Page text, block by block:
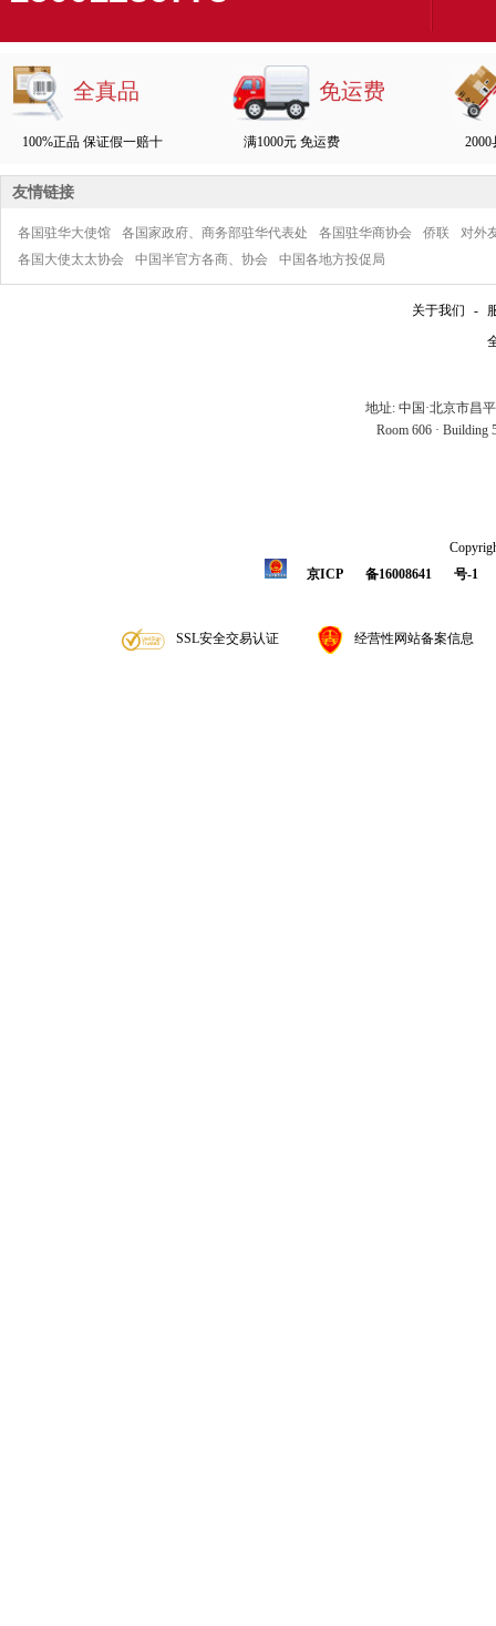
全真品
100%正品 保证假一赔十
免运费
满1000元 免运费
友情链接
各国驻华大使馆 各国家政府、商务部驻华代表处 各国驻华商协会 侨联
对外
各国大使太太协会
中国半官方各商、协会 中国各地方投促局
关于我们 -
地址: 中国·北京市昌
Room 606 · Building
京ICP
备16008641 号-1
SSL安全交易认证 经营性网站备案信息